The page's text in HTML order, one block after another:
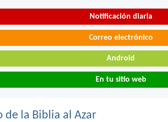
Notificación diaria
Correo electrónico
Android
En tu sitio web
de la Biblia al Azar